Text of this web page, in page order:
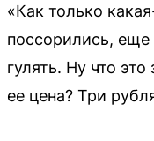
«Как только
поссорились, еще
гулять. Ну что
ее цена? Три